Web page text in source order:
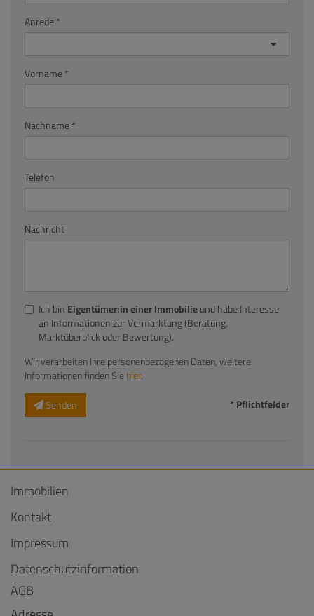
Anrede
Vorname
Nachname
Telefon
Nachricht
Ich bin Eigentümer:in einer Immobilieund habe Interesse
an Informationen zur Vermarktung (Beratung,
Marktüberblick oder Bewertung).
Wir verarbeiten Ihre personenbezogenen Daten, weitere
Informationen finden Siehier.
Senden
* Pflichtfelder
Immobilien
Kontakt
Impressum
Datenschutzinformation
AGB